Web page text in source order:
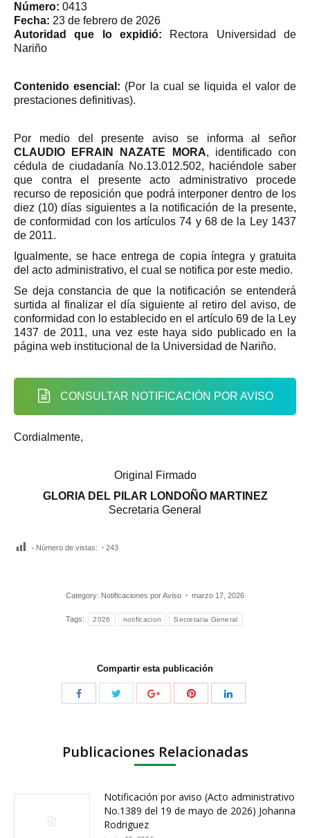
Número: 0413
Fecha: 23 de febrero de 2026
Autoridad que lo expidió: Rectora Universidad de
Nariño
Contenido esencial: (Por la cual se liquida el valor de
prestaciones definitivas).
Por medio del presente aviso se informa al señor
CLAUDIO EFRAIN NAZATE MORA, identificado con
cédula de ciudadanía No.13.012.502, haciéndole saber
que contra el presente acto administrativo procede
recurso de reposición que podrá interponer dentro de los
diez (10) días siguientes a la notificación de la presente,
de conformidad con los artículos 74 y 68 de la Ley 1437
de 2011.
Igualmente, se hace entrega de copia íntegra y gratuita
del acto administrativo, el cual se notifica por este medio.
Se deja constancia de que la notificación se entenderá
surtida al finalizar el día siguiente al retiro del aviso, de
conformidad con lo establecido en el artículo 69 de la Ley
1437 de 2011, una vez este haya sido publicado en la
página web institucional de la Universidad de Nariño.
CONSULTAR NOTIFICACIÓN POR AVISO
Cordialmente,
Original Firmado
GLORIA DEL PILAR LONDOÑO MARTINEZ
Secretaria General
Número de vistas: 243
Category: Notificaciones por Aviso marzo 17, 2026
Tags: 2026 notificacion Secretaria General
Compartir esta publicación
Publicaciones Relacionadas
Notificación por aviso (Acto administrativo
No.1389 del 19 de mayo de 2026) Johanna
Rodriguez